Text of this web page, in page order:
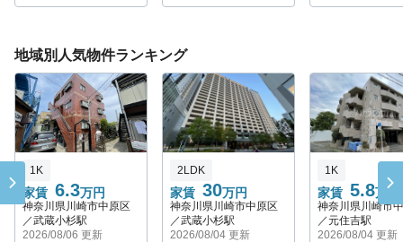
地域別人気物件ランキング
家賃 6.3万円
1K
神奈川県川崎市中原区
／武蔵小杉駅
2026/08/06 更新
家賃 30万円
2LDK
神奈川県川崎市中原区
／武蔵小杉駅
2026/08/04 更新
家賃 5.8万円
1K
神奈川県川崎市
／元住吉駅
2026/08/04 更新